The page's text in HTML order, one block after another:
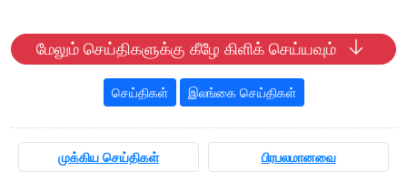
மேலும் செய்திகளுக்கு கீழே கிளிக் செய்யவும்
செய்திகள் இலங்கை செய்திகள்
முக்கிய செய்திகள் பிரபலமானவை